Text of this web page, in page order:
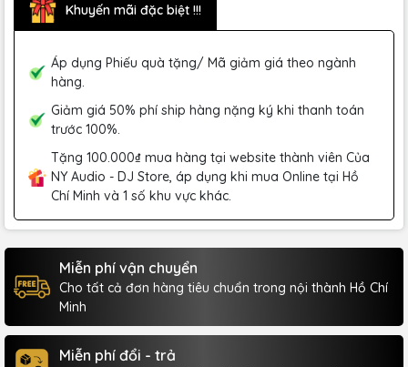
Khuyến mãi đặc biệt !!!
Áp dụng Phiếu quà tặng/ Mã giảm giá theo ngành
hàng.
Giảm giá 50% phí ship hàng nặng ký khi thanh toán
trước 100%.
Tặng 100.000₫ mua hàng tại website thành viên Của
NY Audio - DJ Store, áp dụng khi mua Online tại Hồ
Chí Minh và 1 số khu vực khác.
Miễn phí vận chuyển
Cho tất cả đơn hàng tiêu chuẩn trong nội thành Hồ Chí
Minh
Miễn phí đổi - trả